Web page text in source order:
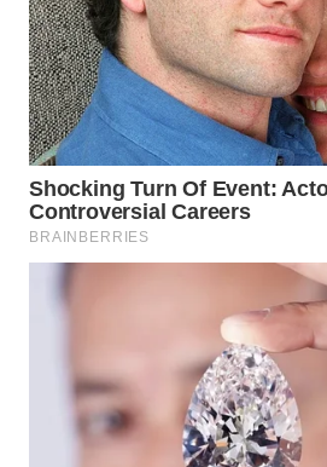
Wahana
Media
Group
WAHANA
NEWS
WAHANA
TANI
WAHANA
INFRASTRUKTUR